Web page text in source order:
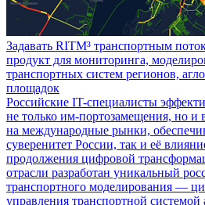
Задавать RITM³ транспортным
продукт для мониторинга,
транспортных систем регионов,
площадок
Российские IT-специалисты
не только им-портозамещения, но и
на международные рынки,
суверенитет России, так и её
продолжения цифровой
отрасли разработан уникальный
транспортного моделирования —
управления транспортной